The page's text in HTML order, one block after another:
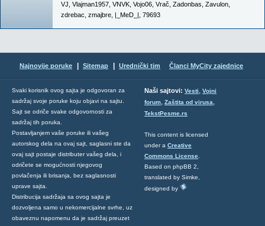
VJ Vlajman1957 VNVK Vojo06 Vrač Zadonbas Zavulon
zdrebac zmajbre |_MeD_| 79693
Najnovije poruke Sitemap Urednički tim Članci MyCity zajednice
Svaki korisnik ovog sajta je odgovoran za
sadržaj svoje poruke koju objavi na sajtu.
Sajt se odriče svake odgovornosti za
sadržaj tih poruka.
Postavljanjem vaše poruke ili vašeg
autorskog dela na ovaj sajt, saglasni ste da
ovaj sajt postaje distributer vašeg dela, i
odričete se mogućnosti njegovog
povlačenja ili brisanja, bez saglasnosti
uprave sajta.
Distribucija sadržaja sa ovog sajta je
dozvoljena samo u nekomercijalne svrhe, uz
obaveznu napomenu da je sadržaj preuzet
Naši sajtovi: Vesti, Vojni
forum, Zaštita od virusa,
TekstPesme.rs
This content is licensed
under a Creative
Commons License
Based on phpBB 2,
translated by Simke,
designed by